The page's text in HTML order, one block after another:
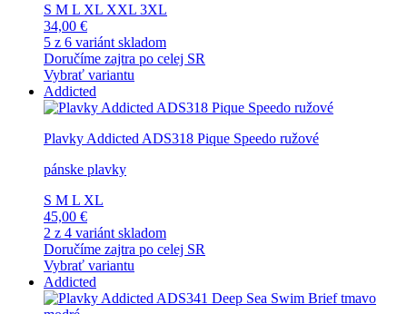
S M L XL XXL 3XL
34,00 €
5 z 6 variánt skladom
Doručíme zajtra po celej SR
Vybrať variantu
Addicted
Plavky Addicted ADS318 Pique Speedo ružové
pánske plavky
S M L XL
45,00 €
2 z 4 variánt skladom
Doručíme zajtra po celej SR
Vybrať variantu
Addicted